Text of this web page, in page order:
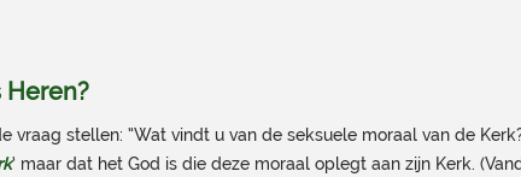
Heren?
vraag stellen: “Wat vindt u van de seksuele moraal van de
‘ maar dat het God is die deze moraal oplegt aan zijn Kerk.